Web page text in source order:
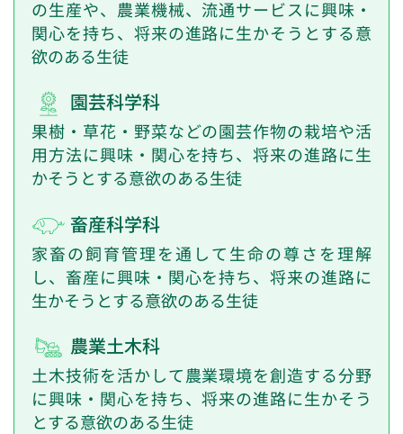
の生産や、農業機械、流通サービスに興味・
関心を持ち、将来の進路に生かそうとする意
欲のある生徒
園芸科学科
果樹・草花・野菜などの園芸作物の栽培や活
用方法に興味・関心を持ち、将来の進路に生
かそうとする意欲のある生徒
畜産科学科
家畜の飼育管理を通して生命の尊さを理解
し、畜産に興味・関心を持ち、将来の進路に
生かそうとする意欲のある生徒
農業土木科
土木技術を活かして農業環境を創造する分野
に興味・関心を持ち、将来の進路に生かそう
とする意欲のある生徒